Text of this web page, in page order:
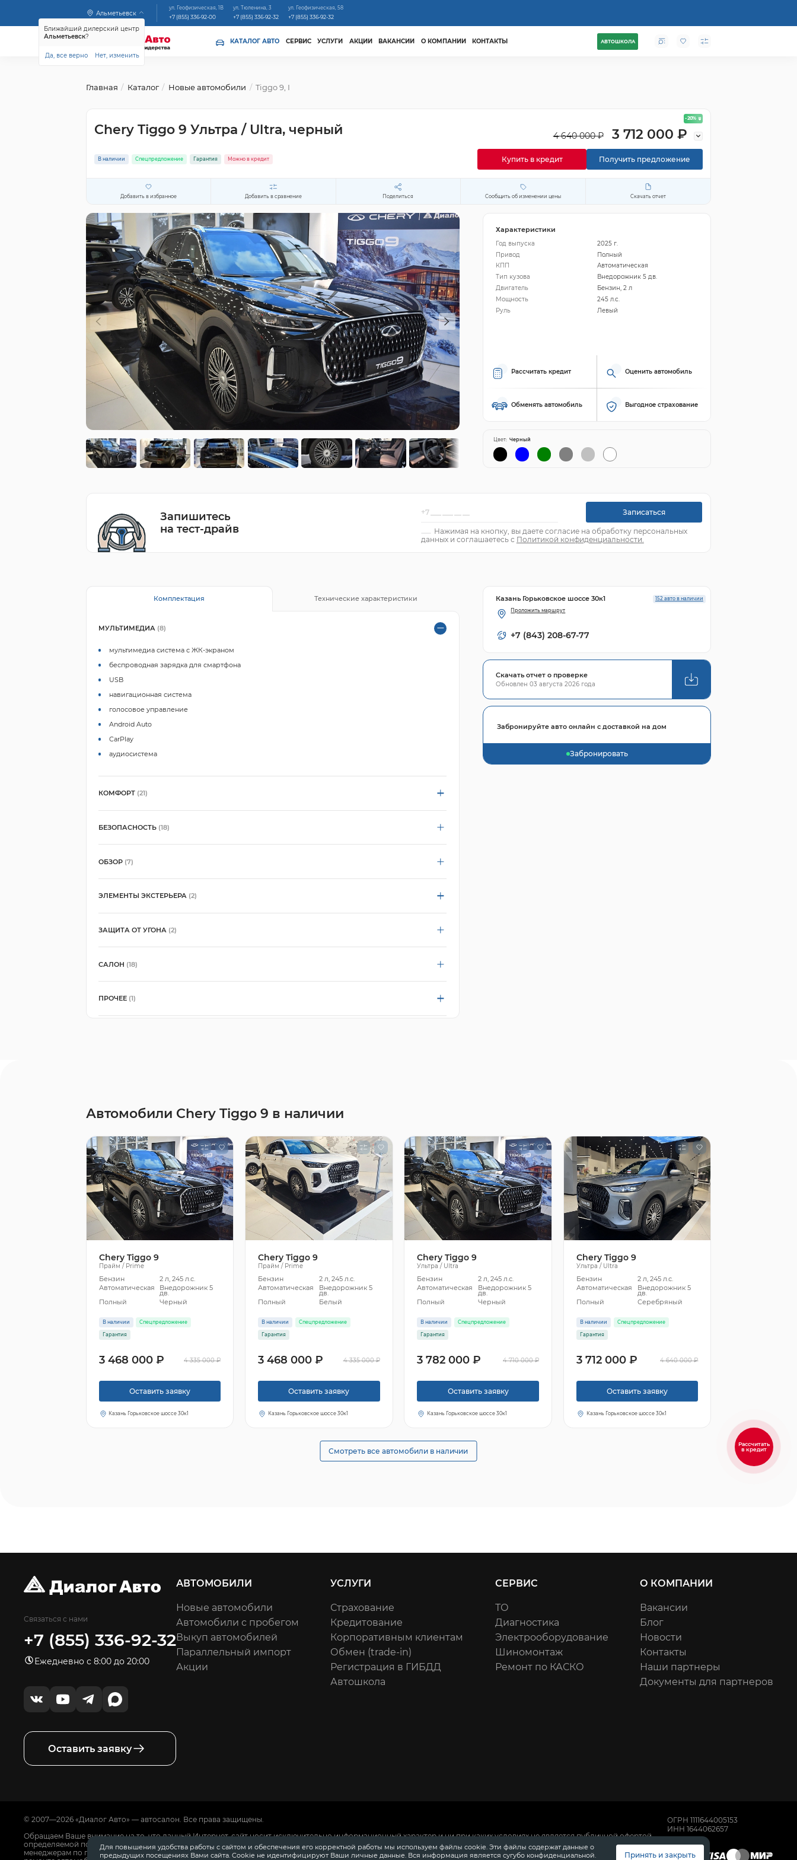
Альметьевск
Ближайший дилерский центр
Альметьевск?
Да, все верно Нет, изменить
ул. Геофизическая, 1В
+7 (855) 336-92-00
ул. Тюленина, 3
+7 (855) 336-92-32
ул. Геофизическая, 58
+7 (855) 336-92-32
КАТАЛОГ АВТО СЕРВИС УСЛУГИ АКЦИИ ВАКАНСИИ О КОМПАНИИ КОНТАКТЫ АВТОШКОЛА
Главная Каталог Новые автомобили Tiggo 9, I
Chery Tiggo 9 Ультра / Ultra, черный
- 20%
4 640 000 ₽ 3 712 000 ₽
В наличии Спецпредложение Гарантия Можно в кредит Купить в кредит Получить предложение
Добавить в избранное Добавить в сравнение Поделиться Сообщить об изменении цены Скачать отчет
Характеристики
Год выпуска
2025 г.
Привод
Полный
КПП
Автоматическая
Тип кузова
Внедорожник 5 дв.
Двигатель
Бензин, 2 л
Мощность
245 л.с.
Руль
Левый
Рассчитать кредит Оценить автомобиль
Обменять автомобиль Выгодное страхование
Цвет: Черный
Запишитесь
на тест-драйв
Записаться
Нажимая на кнопку, вы даете согласие на обработку персональных
данных и соглашаетесь с Политикой конфиденциальности.
Комплектация Технические характеристики
МУЛЬТИМЕДИА (8)
мультимедиа система с ЖК-экраном
беспроводная зарядка для смартфона
USB
навигационная система
голосовое управление
Android Auto
CarPlay
аудиосистема
КОМФОРТ (21)
БЕЗОПАСНОСТЬ (18)
ОБЗОР (7)
ЭЛЕМЕНТЫ ЭКСТЕРЬЕРА (2)
ЗАЩИТА ОТ УГОНА (2)
САЛОН (18)
ПРОЧЕЕ (1)
152 авто в наличии
Казань Горьковское шоссе 30к1
Проложить маршрут
+7 (843) 208-67-77
Скачать отчет о проверке
Обновлен 03 августа 2026 года
Забронируйте авто онлайн с доставкой на дом
Забронировать
Автомобили Chery Tiggo 9 в наличии
Chery Tiggo 9
Прайм / Prime
Бензин
2 л, 245 л.с.
Автоматическая
Внедорожник 5
дв.
Полный
Черный
В наличии Спецпредложение
Гарантия
3 468 000 ₽ 4 335 000 ₽
Оставить заявку
Казань Горьковское шоссе 30к1
Chery Tiggo 9
Прайм / Prime
Бензин
2 л, 245 л.с.
Автоматическая
Внедорожник 5
дв.
Полный
Белый
В наличии Спецпредложение
Гарантия
3 468 000 ₽ 4 335 000 ₽
Оставить заявку
Казань Горьковское шоссе 30к1
Chery Tiggo 9
Ультра / Ultra
Бензин
2 л, 245 л.с.
Автоматическая
Внедорожник 5
дв.
Полный
Черный
В наличии Спецпредложение
Гарантия
3 782 000 ₽ 4 710 000 ₽
Оставить заявку
Казань Горьковское шоссе 30к1
Chery Tiggo 9
Ультра / Ultra
Бензин
2 л, 245 л.с.
Автоматическая
Внедорожник 5
дв.
Полный
Серебряный
В наличии Спецпредложение
Гарантия
3 712 000 ₽ 4 640 000 ₽
Оставить заявку
Казань Горьковское шоссе 30к1
Смотреть все автомобили в наличии
Связаться с нами
+7 (855) 336-92-32
Ежедневно с 8:00 до 20:00
Оставить заявку
АВТОМОБИЛИ
Новые автомобили
Автомобили с пробегом
Выкуп автомобилей
Параллельный импорт
Акции
УСЛУГИ
Страхование
Кредитование
Корпоративным клиентам
Обмен (trade-in)
Регистрация в ГИБДД
Автошкола
СЕРВИС
ТО
Диагностика
Электрооборудование
Шиномонтаж
Ремонт по КАСКО
О КОМПАНИИ
Вакансии
Блог
Новости
Контакты
Наши партнеры
Документы для партнеров
© 2007—2026 «Диалог Авто» — автосалон. Все права защищены.
Обращаем Ваше внимание на то, что данный Интернет-сайт носит исключительно информационный характер и ни при каких условиях не является публичной офертой,
определяемой положениями Статьи 437 Гражданского Кодекса Российской Федерации.Для получения подробной информации о стоимости автомобилей обращайтесь к
менеджерам по продажам автосалонов Диалог Авто. Для получения информации о приобретении автомобилей в кредит, страховании, техническом обслуживании и
ОГРН 1111644005153
ИНН 1644062657
Для повышения удобства работы с сайтом и обеспечения его корректной работы мы используем файлы cookie. Эти файлы содержат данные о
предыдущих посещениях Вами сайта. Cookie не идентифицируют Ваши личные данные. Вся информация является сугубо конфиденциальной.
Принять и закрыть
Рассчитать
в кредит